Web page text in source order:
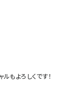
もよろしくです！